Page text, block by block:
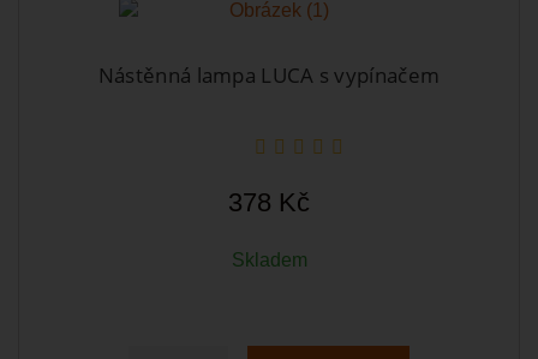
Nástěnná lampa LUCA s vypínačem
378 Kč
Skladem